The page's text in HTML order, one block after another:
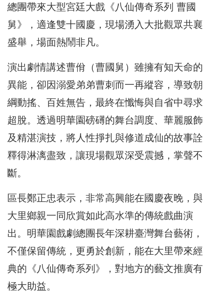
總團帶來大型宮廷大戲《八仙傳奇系列 曹國
舅》，適逢雙十國慶，現場湧入大批觀眾共襄
盛舉， 場面熱鬧非凡。
演出劇情講述曹佾（曹國舅）雖擁有知天命的
異能， 卻因溺愛弟弟曹刺而一再縱容，導致朝
綱動搖、百姓無告， 最終在懺悔與自省中尋求
超脫。透過明華園磅礡的舞台調度、 華麗服飾
及精湛演技， 將人性掙扎與修道成仙的故事詮
釋得淋漓盡致， 讓現場觀眾深受震撼，掌聲不
斷。
區長鄭正忠表示，非常高興能在國慶夜晚， 與
大里鄉親一同欣賞如此高水準的傳統戲曲演
出。 明華園戲劇總團長年深耕臺灣舞台藝術，
不僅保留傳統， 更勇於創新，能在大里帶來經
典的《八仙傳奇系列》， 對地方的藝文推廣有
極大助益。